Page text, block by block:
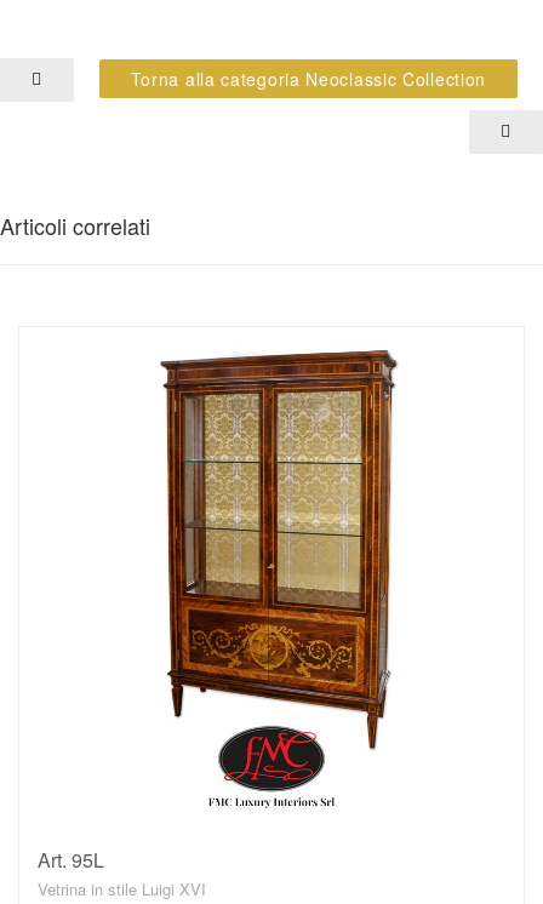
Torna alla categoria Neoclassic Collection
Articoli correlati
Art. 95L
Vetrina in stile Luigi XVI